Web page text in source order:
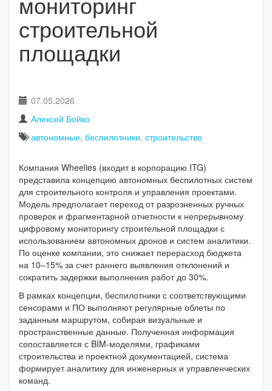
строительной
площадки
07.05.2026
Алексей Бойко
автономные, беспилотники, строительство
Компания Wheelies (входит в корпорацию ITG)
представила концепцию автономных беспилотных систем
для строительного контроля и управления проектами.
Модель предполагает переход от разрозненных ручных
проверок и фрагментарной отчетности к непрерывному
цифровому мониторингу строительной площадки с
использованием автономных дронов и систем аналитики.
По оценке компании, это снижает перерасход бюджета
на 10–15% за счет раннего выявления отклонений и
сократить задержки выполнения работ до 30%.
В рамках концепции, беспилотники с соответствующими
сенсорами и ПО выполняют регулярные облеты по
заданным маршрутом, собирая визуальные и
пространственные данные. Полученная информация
сопоставляется с BIM-моделями, графиками
строительства и проектной документацией, система
формирует аналитику для инженерных и управленческих
команд.